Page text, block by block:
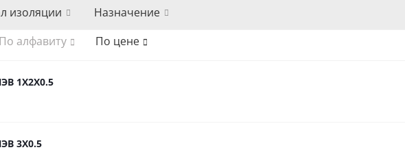
изоляции
Назначение
По алфавиту По цене
1Х2Х0.5
3Х0.5